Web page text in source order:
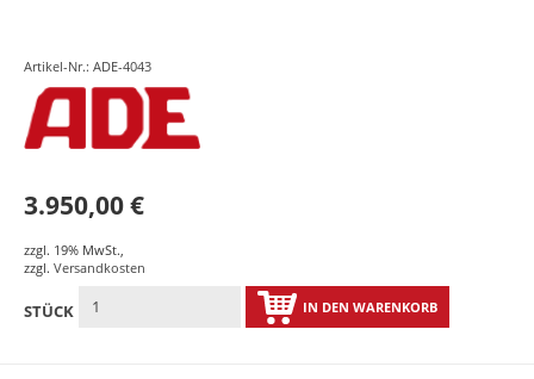
Artikel-Nr.: ADE-4043
3.950,00 €
zzgl. 19% MwSt.
zzgl. Versandkosten
STÜCK IN DEN WARENKORB